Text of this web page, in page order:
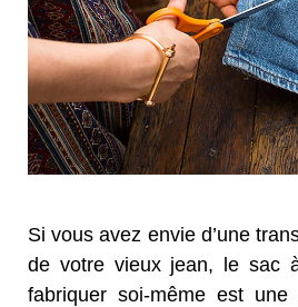
Si vous avez envie d’une
de votre vieux jean, le sac
fabriquer soi-même est